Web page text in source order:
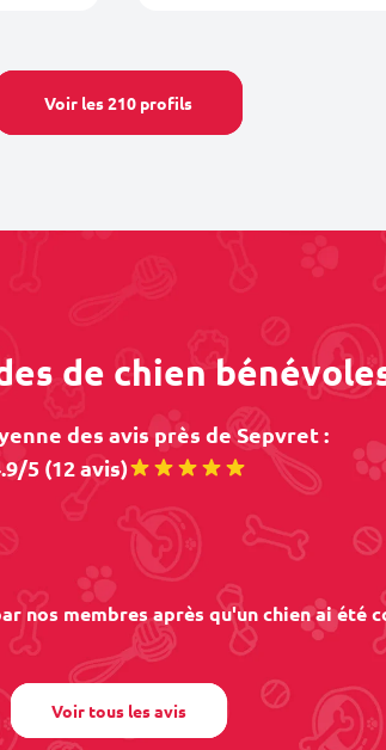
Voir les 210 profils
de chien
des avis près de Sepvret :
5 (12 avis)
nos membres après qu'un chien ai été
Voir tous les avis